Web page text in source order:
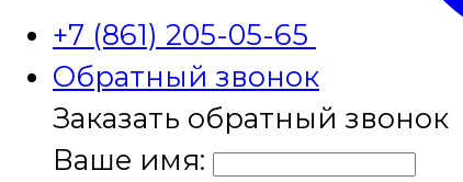
+7 (861) 205-05-65
Обратный звонок
Заказать обратный звонок
Ваше имя: